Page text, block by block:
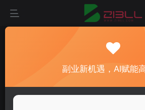
深度解析deepseek手机使用技
副业新机遇，AI赋能